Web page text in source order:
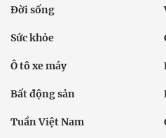
Đời sống
Sức khỏe
Ô tô xe máy
Bất động sản
Tuần Việt Nam